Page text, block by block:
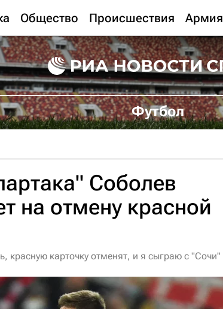
Общество Происшествия Армия
Футбол
Соболев
на отмену красной
красную карточку отменят, и я сыграю с "Сочи"